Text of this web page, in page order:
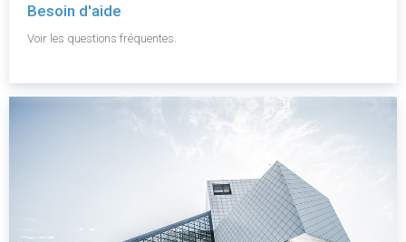
Besoin d'aide
Voir les questions fréquentes.